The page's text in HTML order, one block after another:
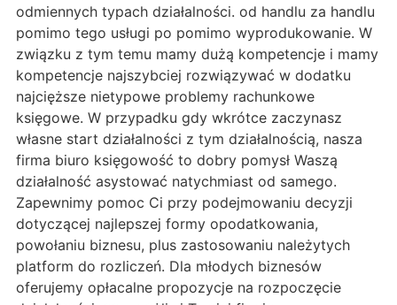
odmiennych typach działalności. od handlu za handlu
pomimo tego usługi po pomimo wyprodukowanie. W
związku z tym temu mamy dużą kompetencje i mamy
kompetencje najszybciej rozwiązywać w dodatku
najcięższe nietypowe problemy rachunkowe
księgowe. W przypadku gdy wkrótce zaczynasz
własne start działalności z tym działalnością, nasza
firma biuro księgowość to dobry pomysł Waszą
działalność asystować natychmiast od samego.
Zapewnimy pomoc Ci przy podejmowaniu decyzji
dotyczącej najlepszej formy opodatkowania,
powołaniu biznesu, plus zastosowaniu należytych
platform do rozliczeń. Dla młodych biznesów
oferujemy opłacalne propozycje na rozpoczęcie